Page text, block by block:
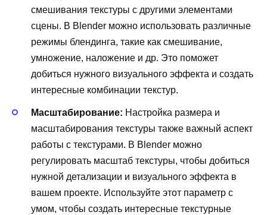
смешивания текстуры с другими элементами
сцены. В Blender можно использовать различные
режимы блендинга, такие как смешивание,
умножение, наложение и др. Это поможет
добиться нужного визуального эффекта и создать
интересные комбинации текстур.
Масштабирование: Настройка размера и
масштабирования текстуры также важный аспект
работы с текстурами. В Blender можно
регулировать масштаб текстуры, чтобы добиться
нужной детализации и визуального эффекта в
вашем проекте. Используйте этот параметр с
умом, чтобы создать интересные текстурные